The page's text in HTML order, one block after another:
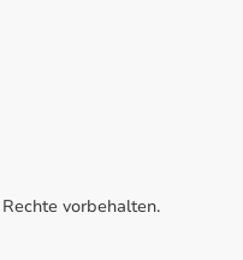
vorbehalten.